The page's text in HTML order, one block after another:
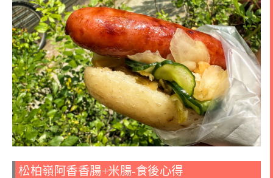
松柏嶺阿香香腸+米腸-食後心得